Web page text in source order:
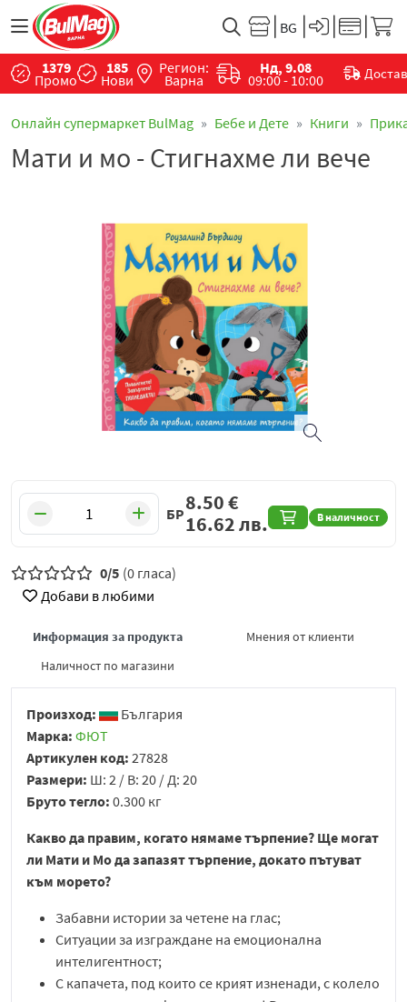
1379
Промо
185
Нови
Регион:
Варна
Нд, 9.08
09:00 - 10:00
Онлайн супермаркет BulMag Бебе и Дете Книги
Мати и мо - Стигнахме ли вече
БР В наличност
8.50€
16.62лв.
0/5 (0 гласа)
Добави в любими
Информация за продукта
Мнения от клиенти
Наличност по магазини
Произход:
България
Марка: ФЮТ
Артикулен код: 27828
Размери: Ш: 2 / В: 20 / Д: 20
Бруто тегло: 0.300 кг
Какво да правим, когато нямаме търпение? Ще могат
ли Мати и Мо да запазят търпение, докато пътуват
към морето?
Забавни истории за четене на глас;
Ситуации за изграждане на емоционална
интелигентност;
С капачета, под които се крият изненади, с колело